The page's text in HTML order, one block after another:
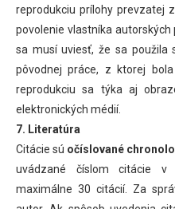
reprodukciu prílohy prevzatej
povolenie vlastníka autorských
sa musí uviesť, že sa použila
pôvodnej práce, z ktorej
reprodukciu sa týka aj
elektronických médií.
7. Literatúra
Citácie sú očíslované
uvádzané číslom citácie v
maximálne 30 citácií. Za